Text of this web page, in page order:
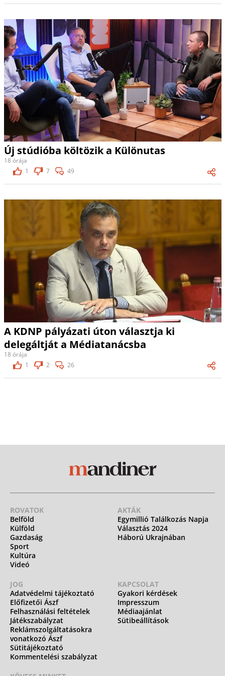
Új stúdióba költözik a Különutas
18 órája
1
7 49
A KDNP pályázati úton választja ki
delegáltját a Médiatanácsba
18 órája
1
2 26
ROVATOK
Belföld
Külföld
Gazdaság
Sport
Kultúra
Videó
AKTÁK
Egymillió Találkozás Napja
Választás 2024
Háború Ukrajnában
JOG
Adatvédelmi tájékoztató
Előfizetői Ászf
Felhasználási feltételek
Játékszabályzat
Reklámszolgáltatásokra
vonatkozó Ászf
Sütitájékoztató
Kommentelési szabályzat
KAPCSOLAT
Gyakori kérdések
Impresszum
Médiaajánlat
Sütibeállítások